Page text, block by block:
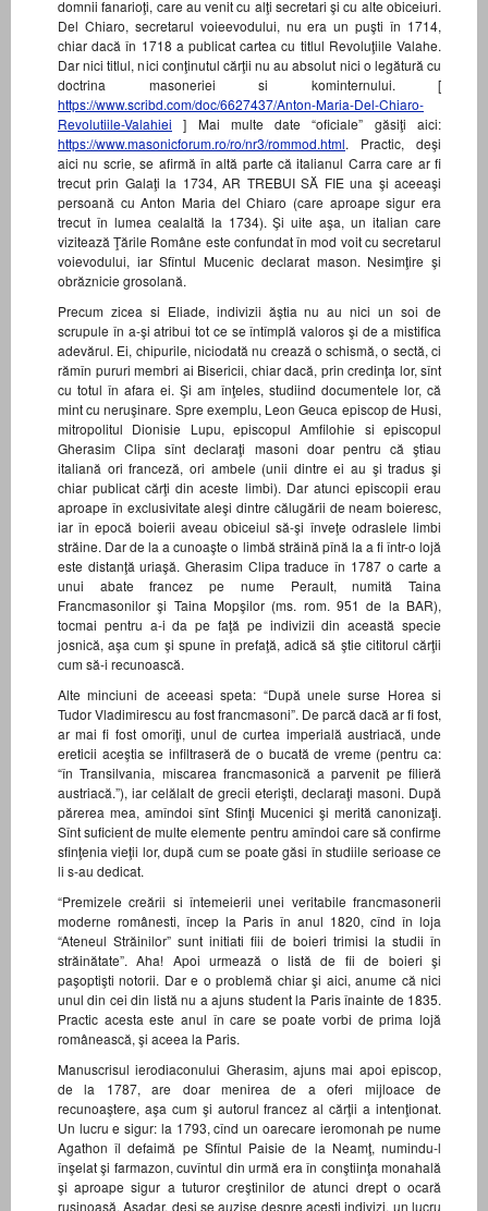
domnii fanarioţi, care au venit cu alţi secretari şi cu alte obiceiuri.
Del Chiaro, secretarul voieevodului, nu era un puşti în 1714,
chiar dacă în 1718 a publicat cartea cu titlul Revoluţiile Valahe.
Dar nici titlul, nici conţinutul cărţii nu au absolut nici o legătură cu
doctrina masoneriei si kominternului. [
https://www.scribd.com/doc/6627437/Anton-Maria-Del-Chiaro-
Revolutiile-Valahiei ] Mai multe date “oficiale” găsiţi aici:
https://www.masonicforum.ro/ro/nr3/rommod.html. Practic, deşi
aici nu scrie, se afirmă în altă parte că italianul Carra care ar fi
trecut prin Galaţi la 1734, AR TREBUI SĂ FIE una şi aceeaşi
persoană cu Anton Maria del Chiaro (care aproape sigur era
trecut în lumea cealaltă la 1734). Şi uite aşa, un italian care
vizitează Ţările Române este confundat în mod voit cu secretarul
voievodului, iar Sfîntul Mucenic declarat mason. Nesimţire şi
obrăznicie grosolană.
Precum zicea si Eliade, indivizii ăştia nu au nici un soi de
scrupule în a-şi atribui tot ce se întîmplă valoros şi de a mistifica
adevărul. Ei, chipurile, niciodată nu crează o schismă, o sectă, ci
rămîn pururi membri ai Bisericii, chiar dacă, prin credinţa lor, sînt
cu totul în afara ei. Şi am înţeles, studiind documentele lor, că
mint cu neruşinare. Spre exemplu, Leon Geuca episcop de Husi,
mitropolitul Dionisie Lupu, episcopul Amfilohie si episcopul
Gherasim Clipa sînt declaraţi masoni doar pentru că ştiau
italiană ori franceză, ori ambele (unii dintre ei au şi tradus şi
chiar publicat cărţi din aceste limbi). Dar atunci episcopii erau
aproape în exclusivitate aleşi dintre călugării de neam boieresc,
iar în epocă boierii aveau obiceiul să-şi înveţe odraslele limbi
străine. Dar de la a cunoaşte o limbă străină pînă la a fi într-o lojă
este distanţă uriaşă. Gherasim Clipa traduce în 1787 o carte a
unui abate francez pe nume Perault, numită Taina
Francmasonilor şi Taina Mopşilor (ms. rom. 951 de la BAR),
tocmai pentru a-i da pe faţă pe indivizii din această specie
josnică, aşa cum şi spune în prefaţă, adică să ştie cititorul cărţii
cum să-i recunoască.
Alte minciuni de aceeasi speta: “După unele surse Horea si
Tudor Vladimirescu au fost francmasoni”. De parcă dacă ar fi fost,
ar mai fi fost omorîţi, unul de curtea imperială austriacă, unde
ereticii aceştia se infiltraseră de o bucată de vreme (pentru ca:
“în Transilvania, miscarea francmasonică a parvenit pe filieră
austriacă.”), iar celălalt de grecii eterişti, declaraţi masoni. După
părerea mea, amîndoi sînt Sfinţi Mucenici şi merită canonizaţi.
Sînt suficient de multe elemente pentru amîndoi care să confirme
sfinţenia vieţii lor, după cum se poate găsi în studiile serioase ce
li s-au dedicat.
“Premizele creării si întemeierii unei veritabile francmasonerii
moderne românesti, încep la Paris în anul 1820, cînd în loja
“Ateneul Străinilor” sunt initiati fiii de boieri trimisi la studii în
străinătate”. Aha! Apoi urmează o listă de fii de boieri şi
paşoptişti notorii. Dar e o problemă chiar şi aici, anume că nici
unul din cei din listă nu a ajuns student la Paris înainte de 1835.
Practic acesta este anul în care se poate vorbi de prima lojă
românească, şi aceea la Paris.
Manuscrisul ierodiaconului Gherasim, ajuns mai apoi episcop,
de la 1787, are doar menirea de a oferi mijloace de
recunoaştere, aşa cum şi autorul francez al cărţii a intenţionat.
Un lucru e sigur: la 1793, cînd un oarecare ieromonah pe nume
Agathon îl defaimă pe Sfîntul Paisie de la Neamţ, numindu-l
înşelat şi farmazon, cuvîntul din urmă era în conştiinţa monahală
şi aproape sigur a tuturor creştinilor de atunci drept o ocară
ruşinoasă. Aşadar, deşi se auzise despre aceşti indivizi, un lucru